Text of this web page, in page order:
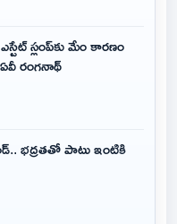
స్లంప్‌కు మేం కారణం
రంగనాథ్
భద్రతతో పాటు ఇంటికి